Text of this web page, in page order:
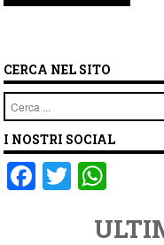
CERCA NEL SITO
Cerca
I NOSTRI SOCIAL
F T
at